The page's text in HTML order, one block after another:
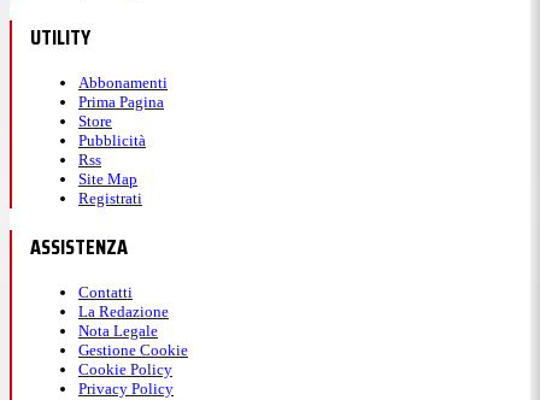
UTILITY
Abbonamenti
Prima Pagina
Store
Pubblicità
Rss
Site Map
Registrati
ASSISTENZA
Contatti
La Redazione
Nota Legale
Gestione Cookie
Cookie Policy
Privacy Policy